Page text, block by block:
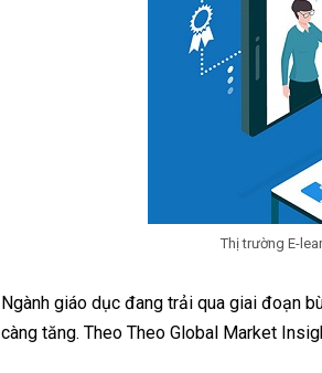
Thị trường E-
Ngành giáo dục đang trải qua giai đoạn
càng tăng. Theo Theo Global Market